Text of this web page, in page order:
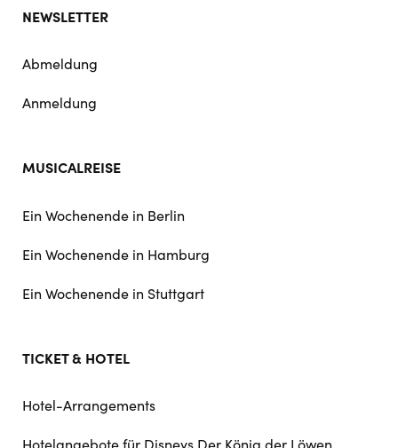
NEWSLETTER
Abmeldung
Anmeldung
MUSICALREISE
Ein Wochenende in Berlin
Ein Wochenende in Hamburg
Ein Wochenende in Stuttgart
TICKET & HOTEL
Hotel-Arrangements